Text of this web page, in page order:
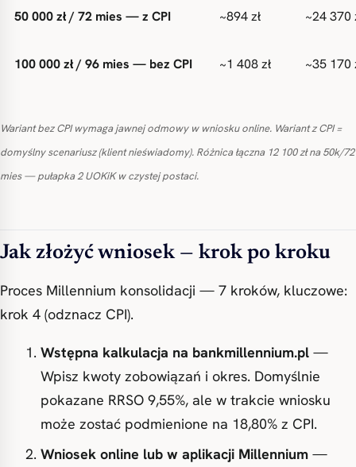
50 000 zł / 72 mies — z CPI ~894 zł ~24 370
100 000 zł / 96 mies — bez CPI ~1 408 zł ~35 170
Wariant bez CPI wymaga jawnej odmowy w wniosku online. Wariant z CPI =
domyślny scenariusz (klient nieświadomy). Różnica łączna 12 100 zł na 50k/72
mies — pułapka 2 UOKiK w czystej postaci.
Jak złożyć wniosek — krok po kroku
Proces Millennium konsolidacji — 7 kroków, kluczowe:
krok 4 (odznacz CPI).
Wstępna kalkulacja na bankmillennium.pl —
Wpisz kwoty zobowiązań i okres. Domyślnie
pokazane RRSO 9,55%, ale w trakcie wniosku
może zostać podmienione na 18,80% z CPI.
Wniosek online lub w aplikacji Millennium —